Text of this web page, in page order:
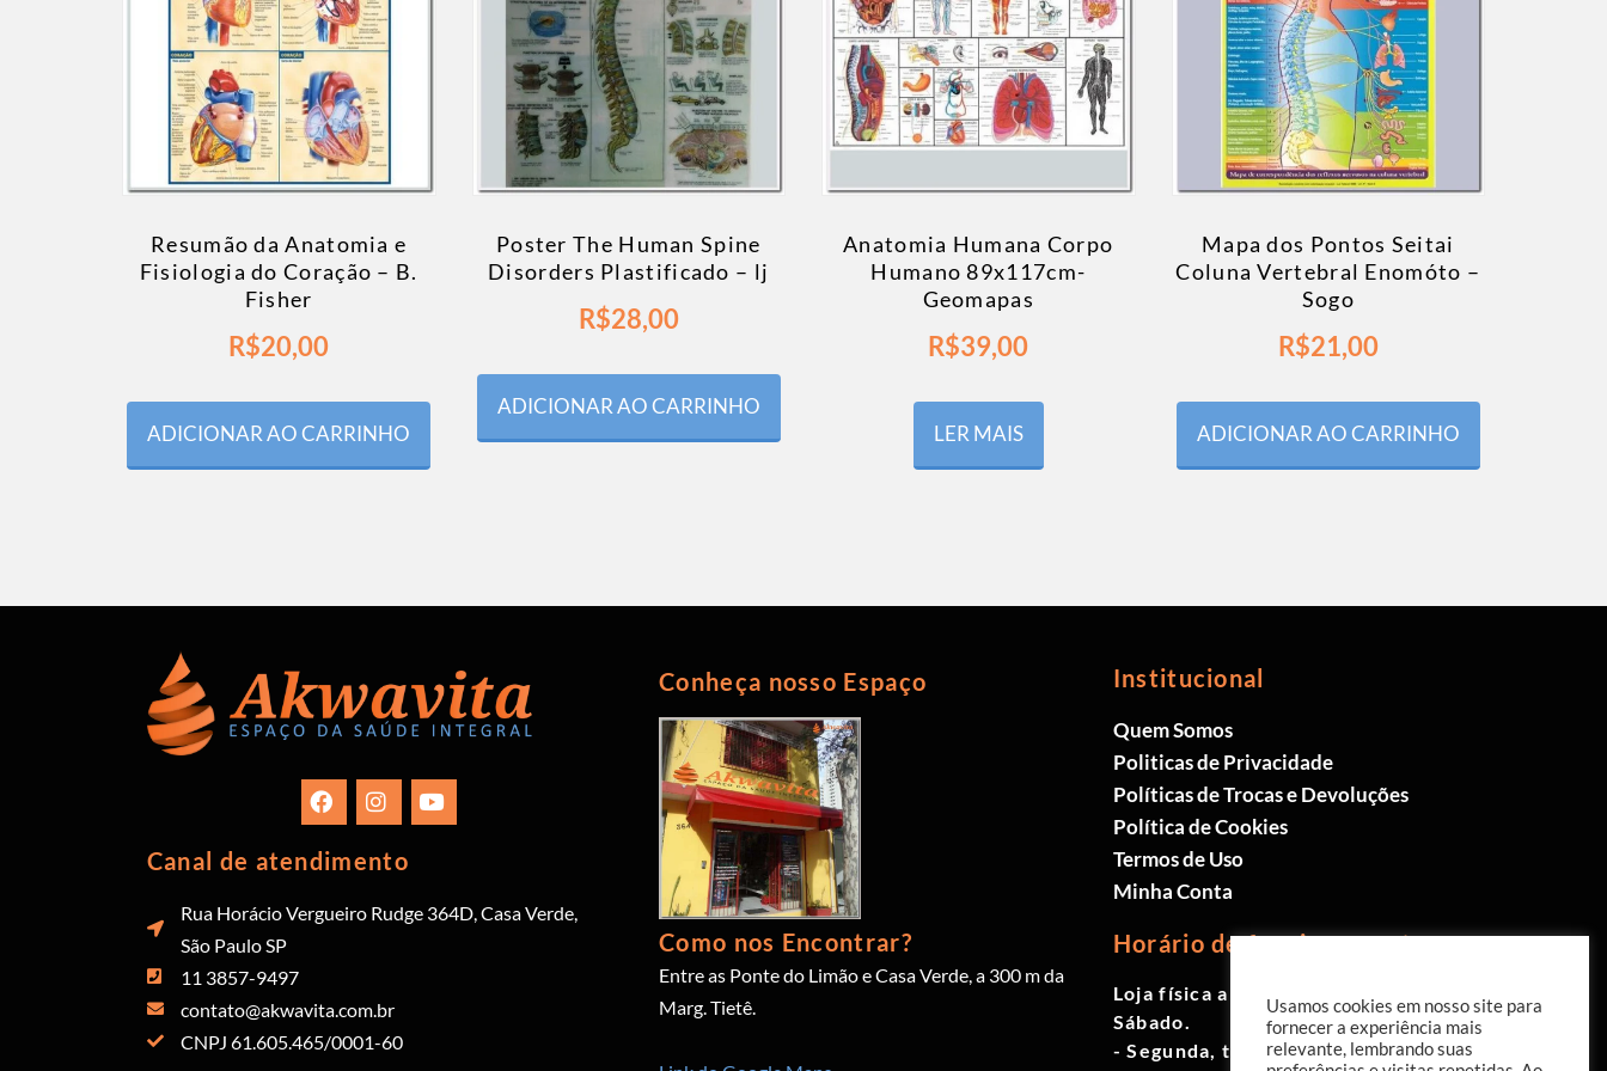
Resumão da Anatomia e
Fisiologia do Coração – B.
Fisher
R$20,00
ADICIONAR AO CARRINHO
Poster The Human Spine
Disorders Plastificado – lj
R$28,00
ADICIONAR AO CARRINHO
Anatomia Humana Corpo
Humano 89x117cm-
Geomapas
R$39,00
LER MAIS
Mapa dos Pontos Seitai
Coluna Vertebral Enomóto –
Sogo
R$21,00
ADICIONAR AO CARRINHO
Canal de atendimento
Rua Horácio Vergueiro Rudge 364D, Casa Verde,
São Paulo SP
11 3857-9497
contato@akwavita.com.br
CNPJ 61.605.465/0001-60
Conheça nosso Espaço
Como nos Encontrar?
Entre as Ponte do Limão e Casa Verde, a 300 m da
Marg. Tietê.
Institucional
Quem Somos
Politicas de Privacidade
Políticas de Trocas e Devoluções
Política de Cookies
Termos de Uso
Minha Conta
Horário de funcionamento
Loja física aberta de Segunda à
Sábado.
- Segunda, terça e quinta das 9h às
Usamos cookies em nosso site para
fornecer a experiência mais
relevante, lembrando suas